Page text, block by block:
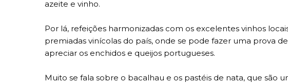
azeite e vinho.
Por lá, refeições harmonizadas com os excelentes vinhos
premiadas vinícolas do país, onde se pode fazer uma prova
apreciar os enchidos e queijos portugueses.
Muito se fala sobre o bacalhau e os pastéis de nata, que são